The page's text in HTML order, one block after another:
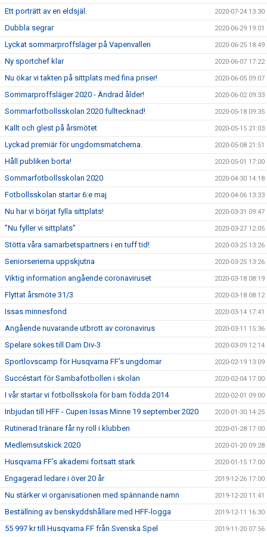
Ett porträtt av en eldsjäl. 2020-07-24 13:30
Dubbla segrar 2020-06-29 19:01
Lyckat sommarproffsläger på Vapenvallen 2020-06-25 18:49
Ny sportchef klar 2020-06-07 17:22
Nu ökar vi takten på sittplats med fina priser! 2020-06-05 09:07
Sommarproffsläger 2020 - Ändrad ålder! 2020-06-02 09:33
Sommarfotbollsskolan 2020 fulltecknad! 2020-05-18 09:35
Kallt och glest på årsmötet 2020-05-15 21:03
Lyckad premiär för ungdomsmatcherna. 2020-05-08 21:51
Håll publiken borta! 2020-05-01 17:00
Sommarfotbollsskolan 2020 2020-04-30 14:18
Fotbollsskolan startar 6:e maj 2020-04-06 13:33
Nu har vi börjat fylla sittplats! 2020-03-31 09:47
”Nu fyller vi sittplats” 2020-03-27 12:05
Stötta våra samarbetspartners i en tuff tid! 2020-03-25 13:26
Seniorserierna uppskjutna 2020-03-25 13:26
Viktig information angående coronaviruset 2020-03-18 08:19
Flyttat årsmöte 31/3 2020-03-18 08:12
Issas minnesfond 2020-03-14 17:41
Angående nuvarande utbrott av coronavirus 2020-03-11 15:36
Spelare sökes till Dam Div-3 2020-03-09 12:14
Sportlovscamp för Husqvarna FF’s ungdomar 2020-02-19 13:09
Succéstart för Sambafotbollen i skolan 2020-02-04 17:00
I vår startar vi fotbollsskola för barn födda 2014 2020-02-01 09:00
Inbjudan till HFF - Cupen Issas Minne 19 september 2020 2020-01-30 14:25
Rutinerad tränare får ny roll i klubben 2020-01-28 17:00
Medlemsutskick 2020 2020-01-20 09:28
Husqvarna FF’s akademi fortsatt stark 2020-01-15 17:00
Engagerad ledare i över 20 år 2019-12-26 17:00
Nu stärker vi organisationen med spännande namn 2019-12-20 11:41
Beställning av benskyddshållare med HFF-logga 2019-12-11 16:30
55 997 kr till Husqvarna FF från Svenska Spel 2019-11-20 07:56